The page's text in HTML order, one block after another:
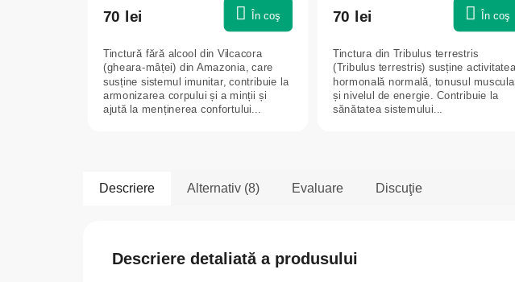
70 lei În coş
Tinctură fără alcool din Vilcacora
(gheara-mâței) din Amazonia, care
susține sistemul imunitar, contribuie la
armonizarea corpului și a minții și
ajută la menținerea confortului...
70 lei În coş
Tinctura din Tribulus terrestris
(Tribulus terrestris) susține activitatea
hormonală normală, tonusul
și nivelul de energie. Contribuie la
sănătatea sistemului...
Descriere Alternativ (8) Evaluare Discuţie
Descriere detaliată a produsului